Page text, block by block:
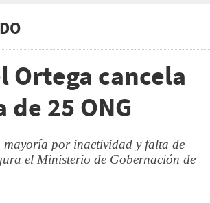
Ortega cancela
25 ONG
mayoría por inactividad y falta de
el Ministerio de Gobernación de